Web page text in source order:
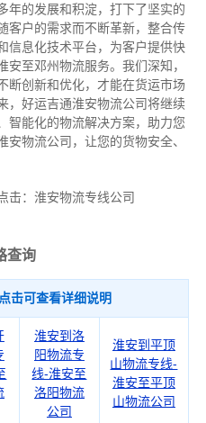
年的发展和积淀，打下了坚实的
客户的需求而不断革新，整合传
信息化技术平台，为客户提供快
至邓州物流服务。 我们深知，
断创新和优化，才能在货运市场
，好运吉通淮安物流公司将继续
智能化的物流解决方案，助力您
物流公司，让您的货物安全、
击：淮安物流专线公司
查询
击可查看详细说明
淮安到洛
阳物流专
线-淮安至
洛阳物流
公司
淮安到平顶
山物流专线-
淮安至平顶
山物流公司